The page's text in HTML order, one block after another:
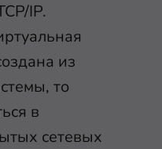
IP.
из
то
в
сетевых